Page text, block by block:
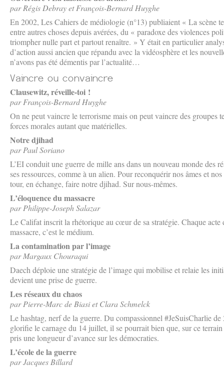
par Régis Debray et François-Bernard Huyghe
En 2002, Les Cahiers de médiologie (n°13) publiaient « La scène
entre autres choses depuis avérées, du « paradoxe des violences
triompher nulle part et partout renaître. » Y était en particulier
d’action aussi ancien que répandu avec la vidéosphère et les
n’avons pas été démentis par l’actualité…
Clausewitz, réveille-toi !
par François-Bernard Huyghe
On ne peut vaincre le terrorisme mais on peut vaincre des groupes
forces morales autant que matérielles.
Notre djihad
par Paul Soriano
L’EI conduit une guerre de mille ans dans un nouveau monde des
ses ressources, comme à un alien. Pour reconquérir nos âmes et
tour, en échange, faire notre djihad. Sur nous-mêmes.
L’éloquence du massacre
par Philippe-Joseph Salazar
Le Califat inscrit la rhétorique au cœur de sa stratégie. Chaque acte
massacre, c’est le médium.
La contamination par l’image
par Margaux Chouraqui
Daech déploie une stratégie de l’image qui mobilise et relaie les
devient une prise de guerre.
Les réseaux du chaos
par Pierre-Marc de Biasi et Clara Schmelck
Le hashtag, nerf de la guerre. Du compassionnel #JeSuisCharlie
glorifie le carnage du 14 juillet, il se pourrait bien que, sur ce
pris une longueur d’avance sur les démocraties.
L’école de la guerre
par Jacques Billard